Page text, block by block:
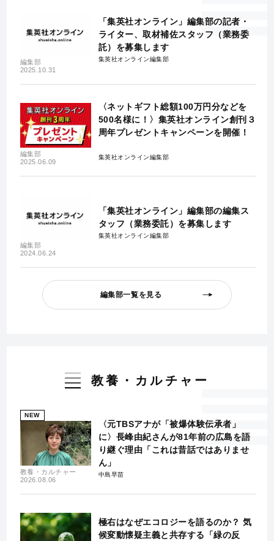
編集部
2025.10.31
「集英社オンライン」編集部の記者・
ライター、取材補佐スタッフ（業務委
託）を募集します
集英社オンライン編集部
編集部
2025.06.09
〈ネットギフト総額100万円分などを
500名様に！〉集英社オンライン創刊３
周年プレゼントキャンペーンを開催！
集英社オンライン編集部
編集部
2024.06.24
「集英社オンライン」編集部の編集ス
タッフ（業務委託）を募集します
集英社オンライン編集部
編集部一覧を見る
教養・カルチャー
NEW
教養・カルチャー
2026.08.06
〈元TBSアナが「被爆体験伝承者」
に〉長峰由紀さんが81年前の広島を語
り継ぐ理由「これは昔話ではありませ
ん」
中島早苗
極右はなぜエコロジーを語るのか？ 気
候変動懐疑主義と共存する「緑の反